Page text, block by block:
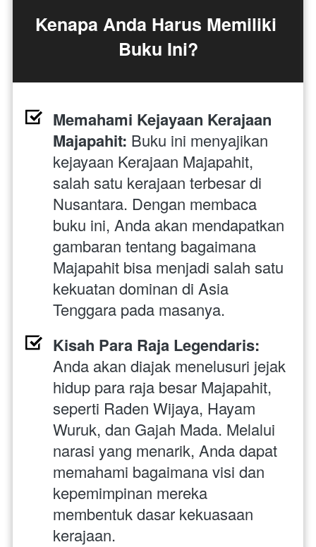
Kenapa Anda Harus Memiliki
Buku Ini?
Memahami Kejayaan Kerajaan
Majapahit: Buku ini menyajikan
kejayaan Kerajaan Majapahit,
salah satu kerajaan terbesar di
Nusantara. Dengan membaca
buku ini, Anda akan mendapatkan
gambaran tentang bagaimana
Majapahit bisa menjadi salah satu
kekuatan dominan di Asia
Tenggara pada masanya.
Kisah Para Raja Legendaris:
Anda akan diajak menelusuri jejak
hidup para raja besar Majapahit,
seperti Raden Wijaya, Hayam
Wuruk, dan Gajah Mada. Melalui
narasi yang menarik, Anda dapat
memahami bagaimana visi dan
kepemimpinan mereka
membentuk dasar kekuasaan
kerajaan.